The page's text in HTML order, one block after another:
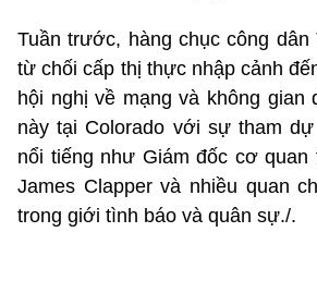
Tuần trước, hàng chục công dân
từ chối cấp thị thực nhập cảnh
hội nghị về mạng và không gian
này tại Colorado với sự tham
nổi tiếng như Giám đốc cơ quan
James Clapper và nhiều quan
trong giới tình báo và quân sự./.